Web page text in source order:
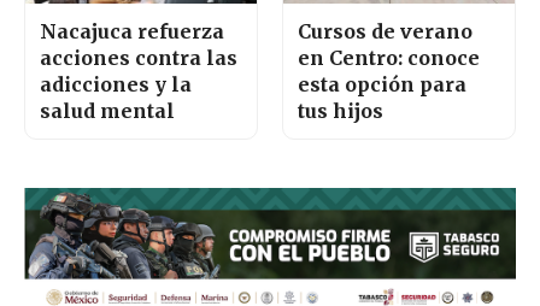
Nacajuca refuerza
acciones contra las
adicciones y la
salud mental
Cursos de verano
en Centro: conoce
esta opción para
tus hijos